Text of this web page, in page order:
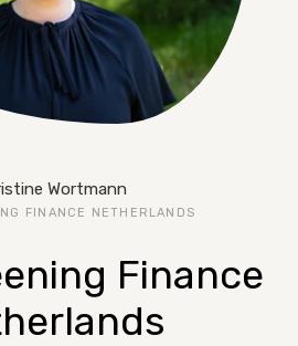
Wortmann
FINANCE NETHERLANDS
Finance